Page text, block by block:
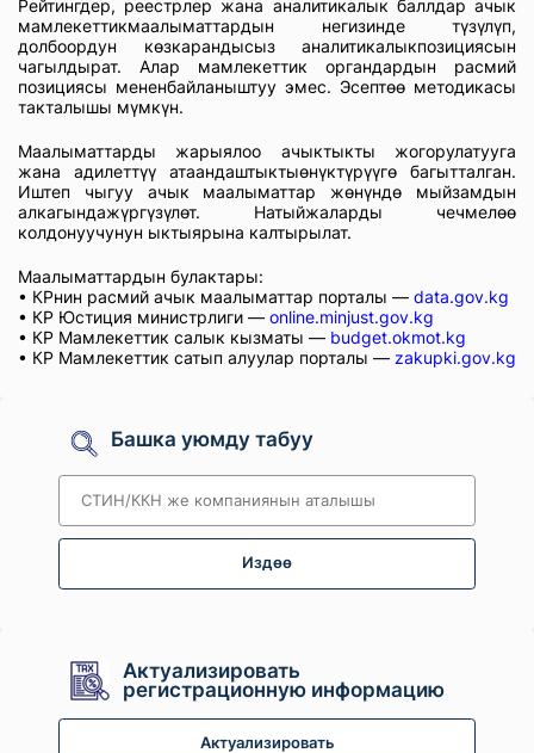
Рейтингдер, реестрлер жана аналитикалык баллдар ачык
мамлекеттикмаалыматтардын негизинде түзүлүп,
долбоордун көзкарандысыз аналитикалыкпозициясын
чагылдырат. Алар мамлекеттик органдардын расмий
позициясы мененбайланыштуу эмес. Эсептөө методикасы
такталышы мүмкүн.
Маалыматтарды жарыялоо ачыктыкты жогорулатууга
жана адилеттүү атаандаштыктыөнүктүрүүгө багытталган.
Иштеп чыгуу ачык маалыматтар жөнүндө мыйзамдын
алкагындажүргүзүлөт. Натыйжаларды чечмелөө
колдонуучунун ыктыярына калтырылат.
Маалыматтардын булактары:
• КРнин расмий ачык маалыматтар порталы — data.gov.kg
• КР Юстиция министрлиги — online.minjust.gov.kg
• КР Мамлекеттик салык кызматы — budget.okmot.kg
• КР Мамлекеттик сатып алуулар порталы — zakupki.gov.kg
Башка уюмду табуу
Издөө
Актуализировать
регистрационную информацию
Актуализировать